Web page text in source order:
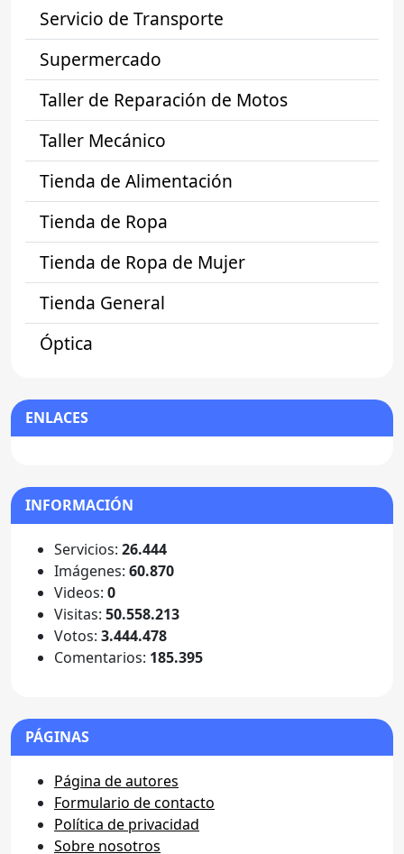
Servicio de Transporte
Supermercado
Taller de Reparación de Motos
Taller Mecánico
Tienda de Alimentación
Tienda de Ropa
Tienda de Ropa de Mujer
Tienda General
Óptica
ENLACES
INFORMACIÓN
Servicios: 26.444
Imágenes: 60.870
Videos: 0
Visitas: 50.558.213
Votos: 3.444.478
Comentarios: 185.395
PÁGINAS
Página de autores
Formulario de contacto
Política de privacidad
Sobre nosotros